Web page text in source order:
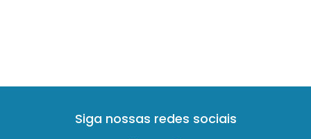
Siga nossas redes sociais